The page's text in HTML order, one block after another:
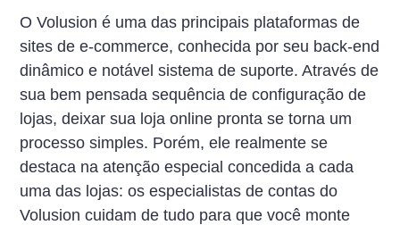
O Volusion é uma das principais plataformas de
sites de e-commerce, conhecida por seu back-end
dinâmico e notável sistema de suporte. Através de
sua bem pensada sequência de configuração de
lojas, deixar sua loja online pronta se torna um
processo simples. Porém, ele realmente se
destaca na atenção especial concedida a cada
uma das lojas: os especialistas de contas do
Volusion cuidam de tudo para que você monte